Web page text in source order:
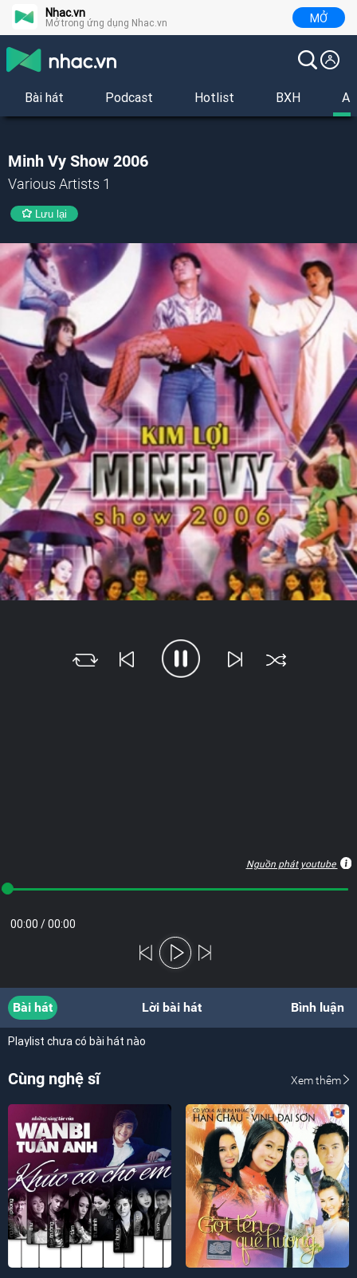
Nhac.vn
Mở trong ứng dụng Nhac.vn MỞ
Bài hát Podcast Hotlist BXH
Minh Vy Show 2006
Various Artists 1
Lưu lại
Nguồn phát youtube
00:00 /00:00
Bài hát Lời bài hát Bình luận
Playlist chưa có bài hát nào
Cùng nghệ sĩ Xem thêm